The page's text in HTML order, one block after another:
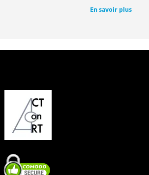
En savoir plus